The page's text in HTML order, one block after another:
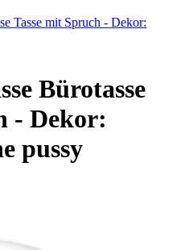
Tasse mit Spruch - Dekor:
Bürotasse
- Dekor:
pussy